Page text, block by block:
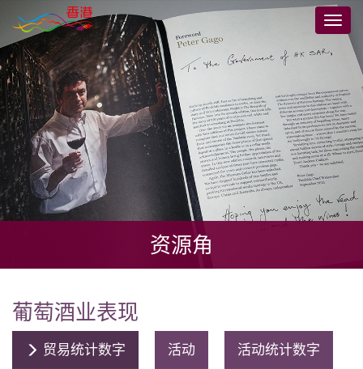
到
主
要
内
容
切
资源角
葡萄酒业表现
贸易统计数字 活动 活动统计数字